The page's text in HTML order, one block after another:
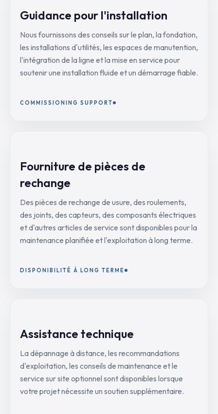
Guidance pour l'installation
Nous fournissons des conseils sur le plan, la fondation,
les installations d'utilités, les espaces de manutention,
l'intégration de la ligne et la mise en service pour
soutenir une installation fluide et un démarrage fiable.
COMMISSIONING SUPPORT
Fourniture de pièces de
rechange
Des pièces de rechange de usure, des roulements,
des joints, des capteurs, des composants électriques
et d'autres articles de service sont disponibles pour la
maintenance planifiée et l'exploitation à long terme.
DISPONIBILITÉ À LONG TERME
Assistance technique
La dépannage à distance, les recommandations
d'exploitation, les conseils de maintenance et le
service sur site optionnel sont disponibles lorsque
votre projet nécessite un soutien supplémentaire.